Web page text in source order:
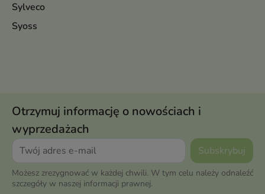
Sylveco
Syoss
Otrzymuj informację o nowościach i
wyprzedażach
Możesz zrezygnować w każdej chwili. W tym celu należy odnaleźć
szczegóły w naszej informacji prawnej.